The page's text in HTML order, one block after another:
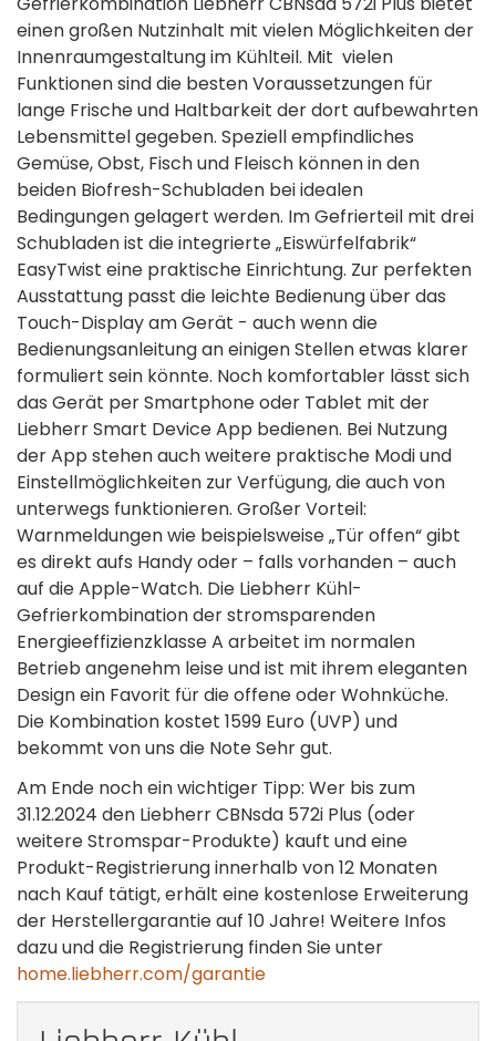
einen großen Nutzinhalt mit vielen Möglichkeiten der
Innenraumgestaltung im Kühlteil. Mit vielen
Funktionen sind die besten Voraussetzungen für
lange Frische und Haltbarkeit der dort aufbewahrten
Lebensmittel gegeben. Speziell empfindliches
Gemüse, Obst, Fisch und Fleisch können in den
beiden Biofresh-Schubladen bei idealen
Bedingungen gelagert werden. Im Gefrierteil mit drei
Schubladen ist die integrierte „Eiswürfelfabrik“
EasyTwist eine praktische Einrichtung. Zur perfekten
Ausstattung passt die leichte Bedienung über das
Touch-Display am Gerät - auch wenn die
Bedienungsanleitung an einigen Stellen etwas klarer
formuliert sein könnte. Noch komfortabler lässt sich
das Gerät per Smartphone oder Tablet mit der
Liebherr Smart Device App bedienen. Bei Nutzung
der App stehen auch weitere praktische Modi und
Einstellmöglichkeiten zur Verfügung, die auch von
unterwegs funktionieren. Großer Vorteil:
Warnmeldungen wie beispielsweise „Tür offen“ gibt
es direkt aufs Handy oder – falls vorhanden – auch
auf die Apple-Watch. Die Liebherr Kühl-
Gefrierkombination der stromsparenden
Energieeffizienzklasse A arbeitet im normalen
Betrieb angenehm leise und ist mit ihrem eleganten
Design ein Favorit für die offene oder Wohnküche.
Die Kombination kostet 1599 Euro (UVP) und
bekommt von uns die Note Sehr gut.
Am Ende noch ein wichtiger Tipp: Wer bis zum
31.12.2024 den Liebherr CBNsda 572i Plus (oder
weitere Stromspar-Produkte) kauft und eine
Produkt-Registrierung innerhalb von 12 Monaten
nach Kauf tätigt, erhält eine kostenlose Erweiterung
der Herstellergarantie auf 10 Jahre! Weitere Infos
dazu und die Registrierung finden Sie unter
home.liebherr.com/garantie